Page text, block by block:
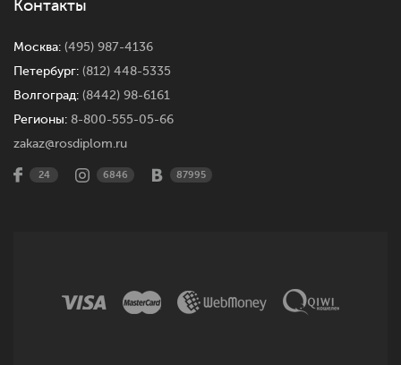
Контакты
Москва: (495) 987-4136
Петербург: (812) 448-5335
Волгоград: (8442) 98-6161
Регионы: 8-800-555-05-66
zakaz@rosdiplom.ru
24 6846 87995